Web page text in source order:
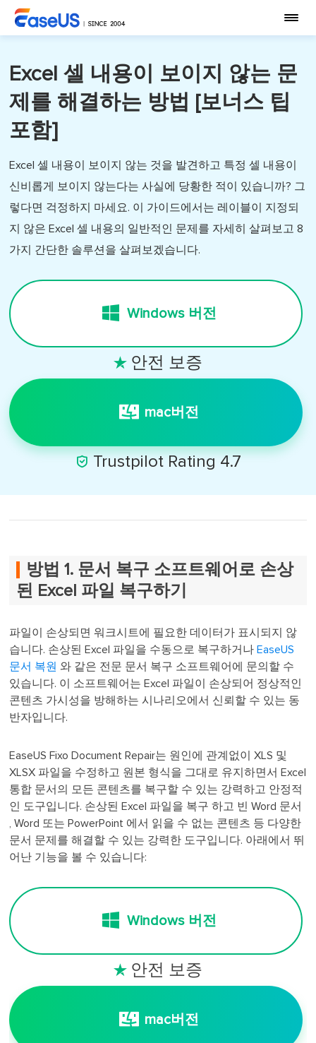
Excel 셀 내용이 보이지 않는 문
제를 해결하는 방법 [보너스 팁
포함]
Excel 셀 내용이 보이지 않는 것을 발견하고 특정 셀 내용이
신비롭게 보이지 않는다는 사실에 당황한 적이 있습니까? 그
렇다면 걱정하지 마세요. 이 가이드에서는 레이블이 지정되
지 않은 Excel 셀 내용의 일반적인 문제를 자세히 살펴보고 8
가지 간단한 솔루션을 살펴보겠습니다.
Windows 버전
 안전 보증
mac버전
 Trustpilot Rating 4.7
방법 1. 문서 복구 소프트웨어로 손상
된 Excel 파일 복구하기
파일이 손상되면 워크시트에 필요한 데이터가 표시되지 않
습니다. 손상된 Excel 파일을 수동으로 복구하거나 EaseUS
문서 복원 와 같은 전문 문서 복구 소프트웨어에 문의할 수
있습니다. 이 소프트웨어는 Excel 파일이 손상되어 정상적인
콘텐츠 가시성을 방해하는 시나리오에서 신뢰할 수 있는 동
반자입니다.
EaseUS Fixo Document Repair는 원인에 관계없이 XLS 및
XLSX 파일을 수정하고 원본 형식을 그대로 유지하면서 Excel
통합 문서의 모든 콘텐츠를 복구할 수 있는 강력하고 안정적
인 도구입니다. 손상된 Excel 파일을 복구 하고 빈 Word 문서
, Word 또는 PowerPoint 에서 읽을 수 없는 콘텐츠 등 다양한
문서 문제를 해결할 수 있는 강력한 도구입니다. 아래에서 뛰
어난 기능을 볼 수 있습니다:
Windows 버전
 안전 보증
mac버전